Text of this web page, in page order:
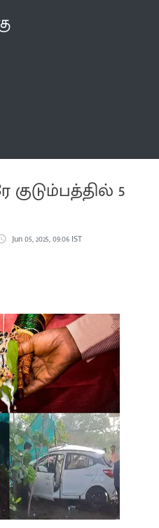
5
Jun 05, 2025, 09:06 IST